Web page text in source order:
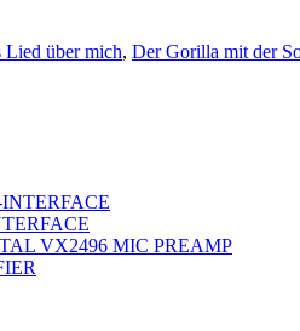
Lied über mich, Der Gorilla mit der
VX2496 MIC PREAMP